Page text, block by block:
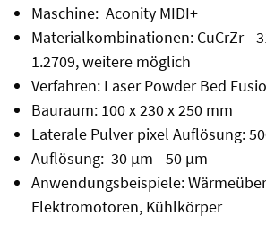
Maschine: Aconity MIDI+
Materialkombinationen: CuCrZr -
1.2709, weitere möglich
Verfahren: Laser Powder Bed
Bauraum: 100 x 230 x 250 mm
Laterale Pulver pixel Auflösung:
Auflösung: 30 µm - 50 µm
Anwendungsbeispiele:
Elektromotoren, Kühlkörper